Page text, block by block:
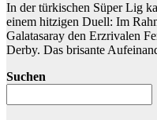
In der türkischen Süper Lig
einem hitzigen Duell: Im
Galatasaray den Erzrivalen
Derby. Das brisante
Suchen